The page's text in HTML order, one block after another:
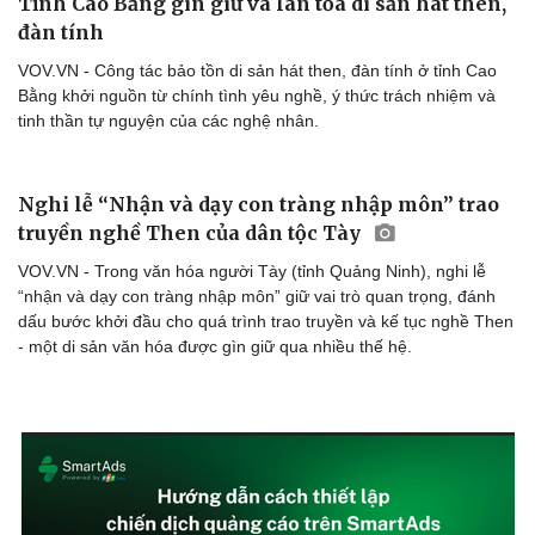
đàn tính
VOV.VN - Công tác bảo tồn di sản hát then, đàn tính ở tỉnh Cao
Bằng khởi nguồn từ chính tình yêu nghề, ý thức trách nhiệm và
tinh thần tự nguyện của các nghệ nhân.
Nghi lễ “Nhận và dạy con tràng nhập môn” trao
truyền nghề Then của dân tộc Tày
VOV.VN - Trong văn hóa người Tày (tỉnh Quảng Ninh), nghi lễ